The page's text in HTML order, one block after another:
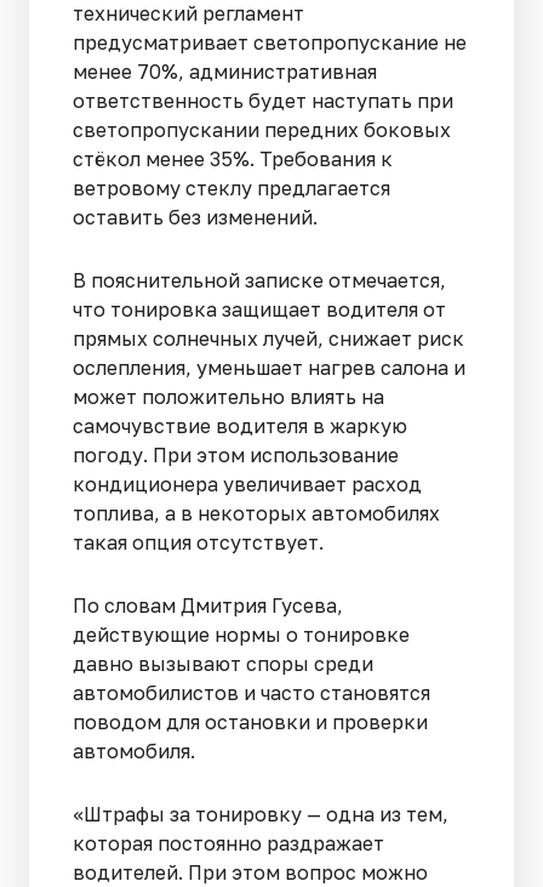
технический регламент
предусматривает светопропускание не
менее 70%, административная
ответственность будет наступать при
светопропускании передних боковых
стёкол менее 35%. Требования к
ветровому стеклу предлагается
оставить без изменений.
В пояснительной записке отмечается,
что тонировка защищает водителя от
прямых солнечных лучей, снижает риск
ослепления, уменьшает нагрев салона и
может положительно влиять на
самочувствие водителя в жаркую
погоду. При этом использование
кондиционера увеличивает расход
топлива, а в некоторых автомобилях
такая опция отсутствует.
По словам Дмитрия Гусева,
действующие нормы о тонировке
давно вызывают споры среди
автомобилистов и часто становятся
поводом для остановки и проверки
автомобиля.
«Штрафы за тонировку — одна из тем,
которая постоянно раздражает
водителей. При этом вопрос можно